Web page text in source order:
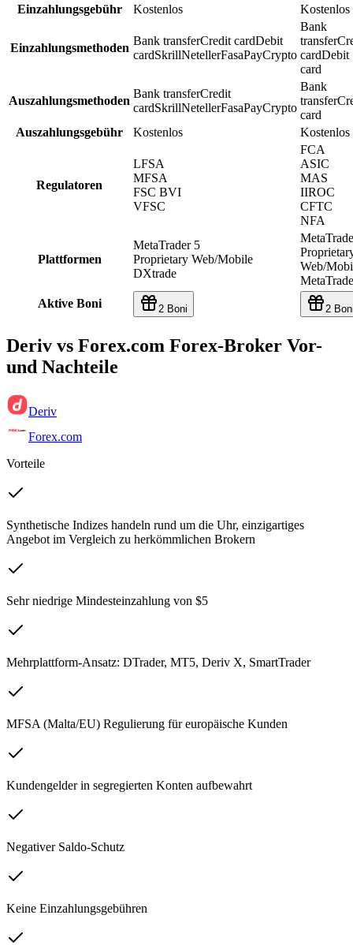
Einzahlungsgebühr
Kostenlos Kostenlos
Einzahlungsmethoden
Bank transferCredit cardDebit
cardSkrillNetellerFasaPayCrypto
Bank
transfer
cardDebit
card
Auszahlungsmethoden
Bank transferCredit
cardSkrillNetellerFasaPayCrypto
Bank
transfer
card
Auszahlungsgebühr
Kostenlos Kostenlos
Regulatoren
LFSA
MFSA
FSC BVI
VFSC
FCA
ASIC
MAS
IIROC
CFTC
NFA
Plattformen
MetaTrader 5
Proprietary Web/Mobile
DXtrade
Web/
Aktive Boni
2 Boni 2
Deriv vs Forex.com Forex-Broker Vor-
und Nachteile
Deriv
Forex.com
Vorteile
Synthetische Indizes handeln rund um die Uhr, einzigartiges
Angebot im Vergleich zu herkömmlichen Brokern
Sehr niedrige Mindesteinzahlung von $5
Mehrplattform-Ansatz: DTrader, MT5, Deriv X, SmartTrader
MFSA (Malta/EU) Regulierung für europäische Kunden
Kundengelder in segregierten Konten aufbewahrt
Negativer Saldo-Schutz
Keine Einzahlungsgebühren